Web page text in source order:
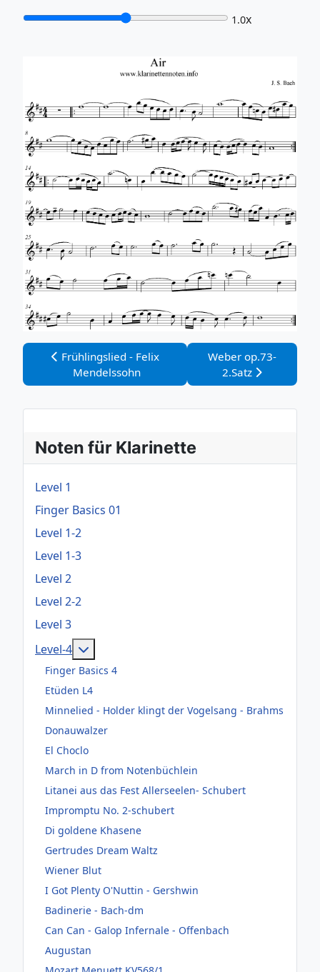
1.0x
Vorheriger Beitrag: Frühlingslied - Felix
Frühlingslied - Felix
Mendelssohn
Nächster Beitrag:
Weber op.73-
2.Satz
Noten für Klarinette
Level 1
Finger Basics 01
Level 1-2
Level 1-3
Level 2
Level 2-2
Level 3
Level-4
Finger Basics 4
Etüden L4
Minnelied - Holder klingt der Vogelsang - Brahms
Donauwalzer
El Choclo
March in D from Notenbüchlein
Litanei aus das Fest Allerseelen- Schubert
Impromptu No. 2-schubert
Di goldene Khasene
Gertrudes Dream Waltz
Wiener Blut
I Got Plenty O'Nuttin - Gershwin
Badinerie - Bach-dm
Can Can - Galop Infernale - Offenbach
Augustan